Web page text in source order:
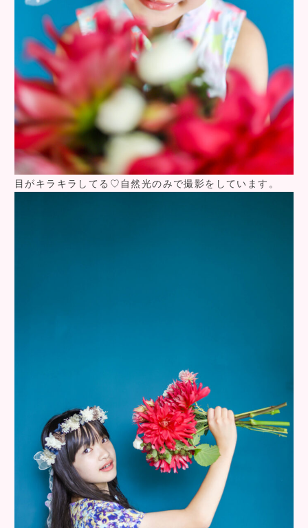
目がキラキラしてる♡自然光のみで撮影をしています。